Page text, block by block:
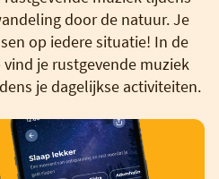
door de natuur. Je
op iedere situatie! In de
je rustgevende muziek
je dagelijkse activiteiten.